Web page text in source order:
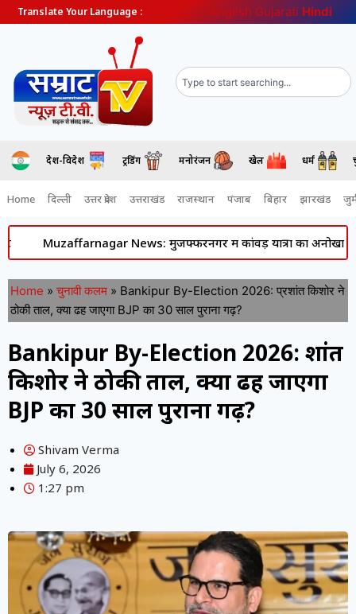
Translate Your Language : English Gujarati Hindi
देश-विदेश ट्रेंडिंग मनोरंजन खेल धर्म
Home दिल्ली उत्तर प्रदेश उत्तराखंड राजस्थान पंजाब बिहार झारखंड
Muzaffarnagar News: मुजफ्फरनगर में कांवड़ यात्रा का अनोखा नजारा-
Home » चुनावी कलम » Bankipur By-Election 2026: प्रशांत किशोर ने
ठोकी ताल, क्या ढह जाएगा BJP का 30 साल पुराना गढ़?
Bankipur By-Election 2026: प्रशांत
किशोर ने ठोकी ताल, क्या ढह जाएगा
BJP का 30 साल पुराना गढ़?
Shivam Verma
July 6, 2026
1:27 pm